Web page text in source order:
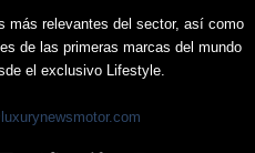
más relevantes del sector, así como
de las primeras marcas del mundo
el exclusivo Lifestyle.